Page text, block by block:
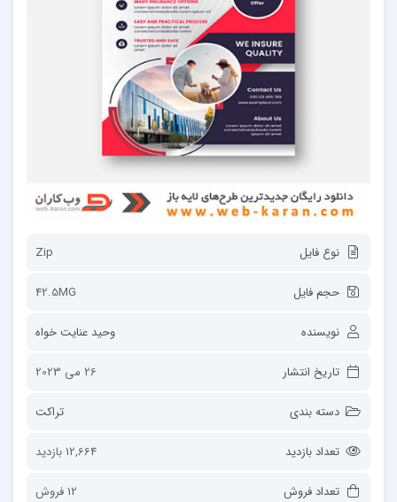
نوع فایل Zip
حجم فایل 42.5MG
نویسنده وحید عنایت خواه
تاریخ انتشار 26 می 2023
دسته بندی تراکت
تعداد بازدید 12,664 بازدید
تعداد فروش 12 فروش